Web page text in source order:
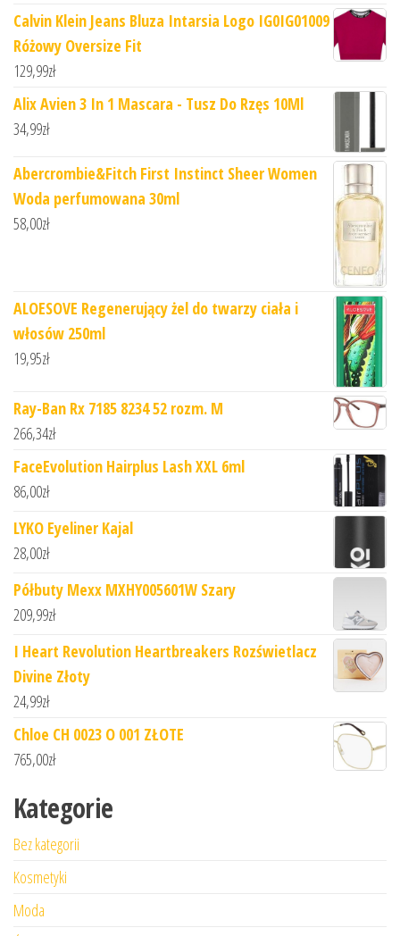
Calvin Klein Jeans Bluza Intarsia Logo IG0IG01009
Różowy Oversize Fit
129,99zł
Alix Avien 3 In 1 Mascara - Tusz Do Rzęs 10Ml
34,99zł
Abercrombie&Fitch First Instinct Sheer Women
Woda perfumowana 30ml
58,00zł
ALOESOVE Regenerujący żel do twarzy ciała i
włosów 250ml
19,95zł
Ray-Ban Rx 7185 8234 52 rozm. M
266,34zł
FaceEvolution Hairplus Lash XXL 6ml
86,00zł
LYKO Eyeliner Kajal
28,00zł
Półbuty Mexx MXHY005601W Szary
209,99zł
I Heart Revolution Heartbreakers Rozświetlacz
Divine Złoty
24,99zł
Chloe CH 0023 O 001 ZŁOTE
765,00zł
Kategorie
Bez kategorii
Kosmetyki
Moda